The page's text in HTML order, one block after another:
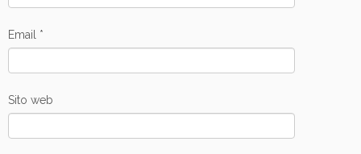
Email *
Sito web